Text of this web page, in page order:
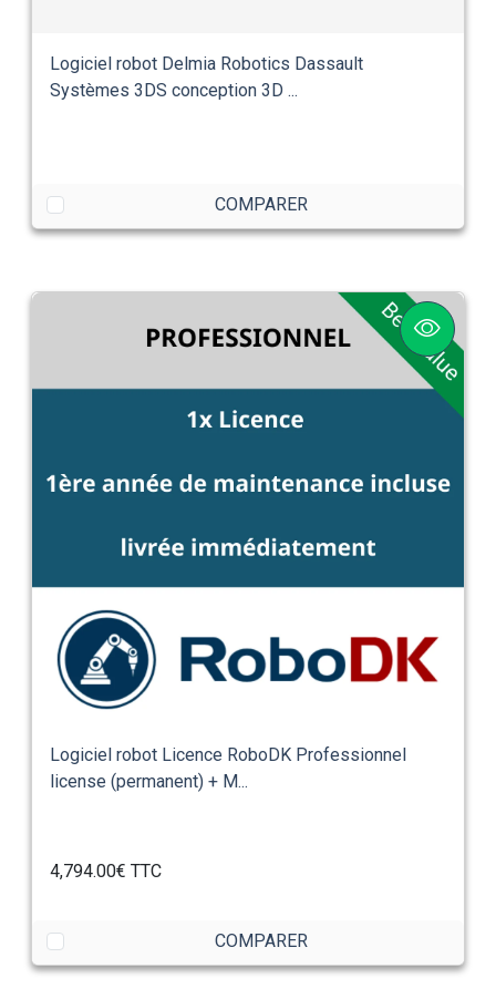
Logiciel robot Delmia Robotics Dassault
Systèmes 3DS conception 3D ...
COMPARER
Logiciel robot Licence RoboDK Professionnel
license (permanent) + M...
4,794.00€ TTC
COMPARER